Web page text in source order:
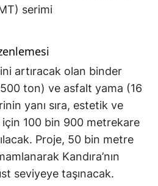
serimi
artıracak olan binder
ton) ve asfalt yama (16
yanı sıra, estetik ve
100 bin 900 metrekare
Proje, 50 bin metre
Kandıra’nın
seviyeye taşınacak.